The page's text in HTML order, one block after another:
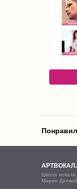
Школа вокала
Марии Деевой